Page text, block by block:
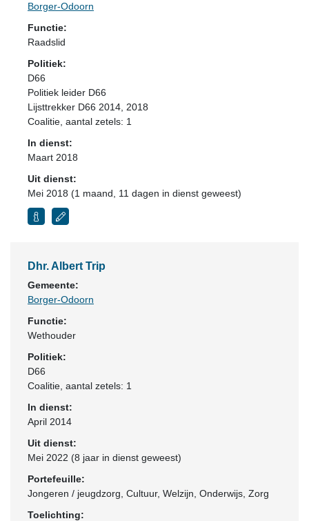
Borger-Odoorn
Functie:
Raadslid
Politiek:
D66
Politiek leider D66
Lijsttrekker D66 2014, 2018
Coalitie , aantal zetels: 1
In dienst:
Maart 2018
Uit dienst:
Mei 2018 (1 maand, 11 dagen in dienst geweest)
Dhr. Albert Trip
Gemeente:
Borger-Odoorn
Functie:
Wethouder
Politiek:
D66
Coalitie , aantal zetels: 1
In dienst:
April 2014
Uit dienst:
Mei 2022 (8 jaar in dienst geweest)
Portefeuille:
Jongeren / jeugdzorg, Cultuur, Welzijn, Onderwijs, Zorg
Toelichting: